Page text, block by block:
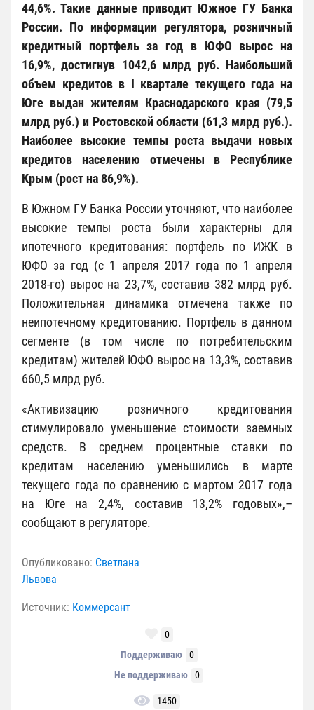
44,6%. Такие данные приводит Южное ГУ Банка
России. По информации регулятора, розничный
кредитный портфель за год в ЮФО вырос на
16,9%, достигнув 1042,6 млрд руб. Наибольший
объем кредитов в I квартале текущего года на
Юге выдан жителям Краснодарского края (79,5
млрд руб.) и Ростовской области (61,3 млрд руб.).
Наиболее высокие темпы роста выдачи новых
кредитов населению отмечены в Республике
Крым (рост на 86,9%).
В Южном ГУ Банка России уточняют, что наиболее
высокие темпы роста были характерны для
ипотечного кредитования: портфель по ИЖК в
ЮФО за год (с 1 апреля 2017 года по 1 апреля
2018-го) вырос на 23,7%, составив 382 млрд руб.
Положительная динамика отмечена также по
неипотечному кредитованию. Портфель в данном
сегменте (в том числе по потребительским
кредитам) жителей ЮФО вырос на 13,3%, составив
660,5 млрд руб.
«Активизацию розничного кредитования
стимулировало уменьшение стоимости заемных
средств. В среднем процентные ставки по
кредитам населению уменьшились в марте
текущего года по сравнению с мартом 2017 года
на Юге на 2,4%, составив 13,2% годовых»,–
сообщают в регуляторе.
Опубликовано: Светлана
Львова
Источник: Коммерсант
0
Поддерживаю
0
Не поддерживаю
0
1450